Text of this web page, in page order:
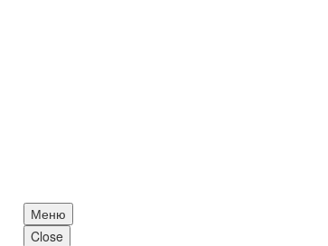
Меню
Close